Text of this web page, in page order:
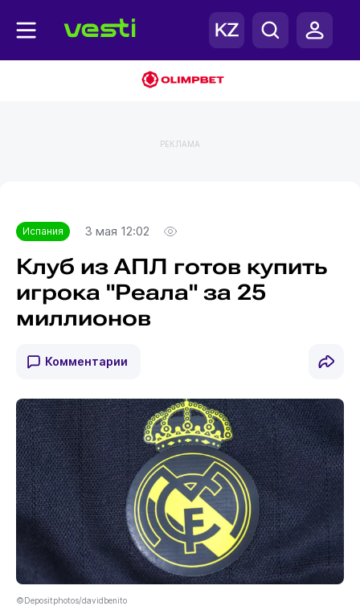
РЕКЛАМА
Испания 3 мая 12:02
Клуб из АПЛ готов купить
игрока "Реала" за 25
миллионов
Комментарии
©Depositphotos/davidbenito